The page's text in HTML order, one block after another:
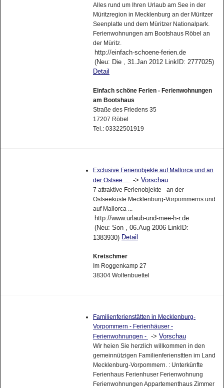
Alles rund um Ihren Urlaub am See in der
Müritzregion in Mecklenburg an der Müritzer
Seenplatte und dem Müritzer Nationalpark.
Ferienwohnungen am Bootshaus Röbel an
der Müritz.
http://einfach-schoene-ferien.de
(Neu: Die , 31.Jan 2012 LinkID: 2777025)
Detail
Einfach schöne Ferien - Ferienwohnungen
am Bootshaus
Straße des Friedens 35
17207 Röbel
Tel.: 03322501919
Exclusive Ferienobjekte auf Mallorca und an
der Ostsee ...
-> Vorschau
7 attraktive Ferienobjekte - an der
Ostseeküste Mecklenburg-Vorpommerns und
auf Mallorca ...
http://www.urlaub-und-mee-h-r.de
(Neu: Son , 06.Aug 2006 LinkID:
1383930) Detail
Kretschmer
Im Roggenkamp 27
38304 Wolfenbuettel
Familienferienstätten in Mecklenburg-
Vorpommern - Ferienhäuser -
Ferienwohnungen -
-> Vorschau
Wir heien Sie herzlich willkommen in den
gemeinnützigen Familienferiensttten im Land
Mecklenburg-Vorpommern. : Unterkünfte
Ferienhaus Ferienhuser Ferienwohnung
Ferienwohnungen Appartementhaus Zimmer